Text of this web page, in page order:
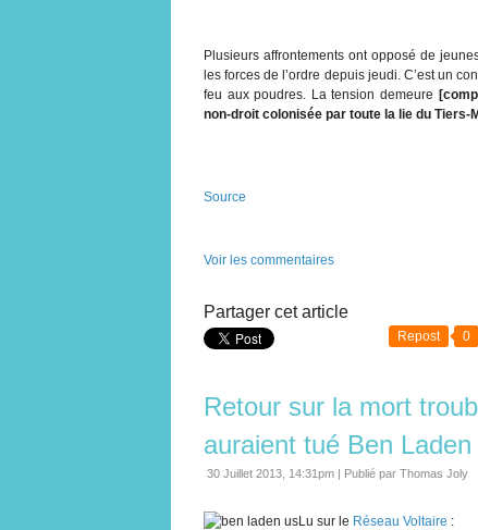
Plusieurs affrontements ont opposé de
les forces de l’ordre depuis jeudi. C’est un
feu aux poudres. La tension demeure
non-droit colonisée par toute la lie du Tiers-
Source
Voir les commentaires
Partager cet article
Repost 0
Retour sur la mort
auraient tué Ben Laden
30 Juillet 2013, 14:31pm | Publié par Thomas Joly
Lu sur le Réseau Voltaire :